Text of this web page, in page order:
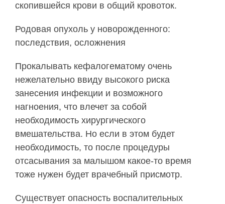
скопившейся крови в общий кровоток.
Родовая опухоль у новорожденного:
последствия, осложнения
Прокалывать кефалогематому очень
нежелательно ввиду высокого риска
занесения инфекции и возможного
нагноения, что влечет за собой
необходимость хирургического
вмешательства. Но если в этом будет
необходимость, то после процедуры
отсасывания за малышом какое-то время
тоже нужен будет врачебный присмотр.
Существует опасность воспалительных